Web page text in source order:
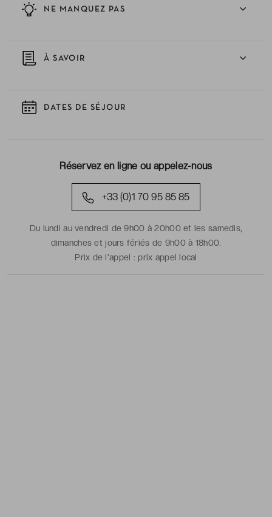
NE MANQUEZ PAS
À SAVOIR
DATES DE SÉJOUR
Réservez en ligne ou appelez-nous
+33 (0)1 70 95 85 85
Du lundi au vendredi de 9h00 à 20h00 et les samedis,
dimanches et jours fériés de 9h00 à 18h00.
Prix de l'appel :prix appel local